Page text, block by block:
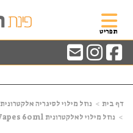
תפריט
דף בית
נוזל מילוי לסיגריה אלקטרונית
נוזל מילוי לאלקטרונית Ripe Vapes 60ml ללא ניקוטין